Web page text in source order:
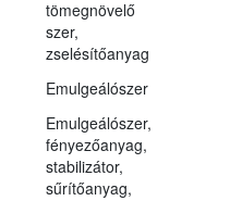
tömegnövelő
szer,
zselésítőanyag
Emulgeálószer
Emulgeálószer,
fényezőanyag,
stabilizátor,
sűrítőanyag,